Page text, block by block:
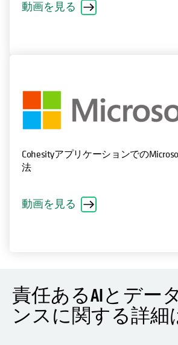
動画を見る
Cohesityアプリケーションでの
法
動画を見る
責任あるAIとデー
ンスに関する詳細